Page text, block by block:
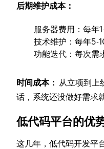
后期维护成本：
服务器费用：每年
技术维护：每年5-
功能迭代：每次需
时间成本： 从立项到上
话，系统还没做好需求
低代码平台的优
这几年，低代码开发平